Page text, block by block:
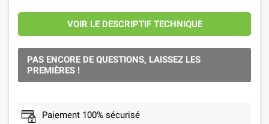
VOIR LE DESCRIPTIF TECHNIQUE
PAS ENCORE DE QUESTIONS, LAISSEZ LES
PREMIÈRES !
Paiement 100% sécurisé